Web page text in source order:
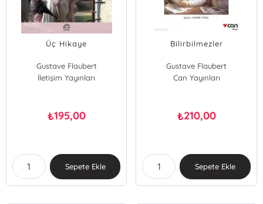
Üç Hikaye
Gustave Flaubert
İletişim Yayınları
₺195,00
Sepete Ekle
Bilirbilmezler
Gustave Flaubert
Can Yayınları
₺210,00
Sepete Ekle